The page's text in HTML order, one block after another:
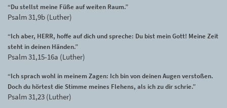
“Du stellst meine Füße auf weiten Raum.”
Psalm 31,9b (Luther)
“Ich aber, HERR, hoffe auf dich und spreche: Du bist mein Gott! Meine Zeit
steht in deinen Händen.”
Psalm 31,15-16a (Luther)
“Ich sprach wohl in meinem Zagen: Ich bin von deinen Augen verstoßen.
Doch du hörtest die Stimme meines Flehens, als ich zu dir schrie.”
Psalm 31,23 (Luther)